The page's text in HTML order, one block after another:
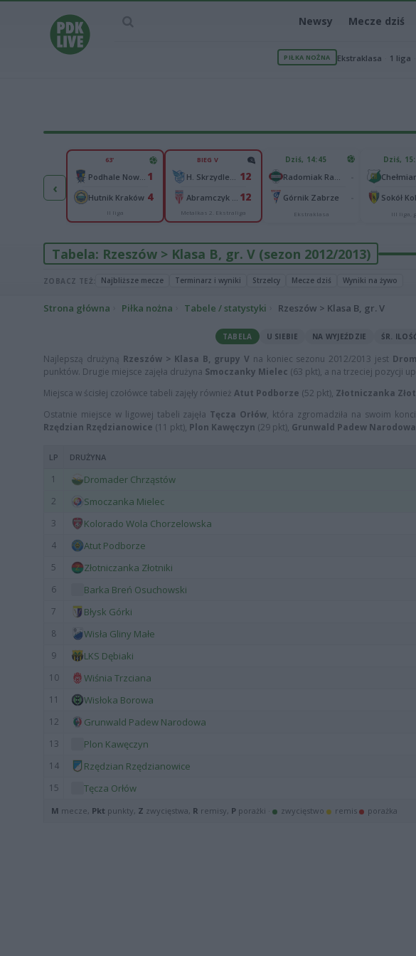
Newsy Mecze dziś
PIŁKA NOŻNA Ekstraklasa 1 liga
‹
II Kielce1
II Kraków 2
63'
1
Hutnik Kraków 4
II liga
BIEG V
12
12
Metalkas 2. Ekstraliga
Dziś, 14:45
Górnik Zabrze
Ekstraklasa
Dziś,
III liga,
Tabela: Rzeszów > Klasa B, gr. V (sezon 2012/2013)
ZOBACZ TEŻ: Najbliższe mecze Terminarz i wyniki Strzelcy Mecze dziś Wyniki na żywo
Strona główna Piłka nożna Tabele / statystyki Rzeszów > Klasa B, gr. V
TABELA U SIEBIE NA WYJEŹDZIE ŚR.
Najlepszą drużyną Rzeszów > Klasa B, grupy V na koniec sezonu 2012/2013 jest
punktów. Drugie miejsce zajęła drużyna Smoczanky Mielec (63 pkt), a na trzeciej pozycji
Miejsca w ścisłej czołówce tabeli zajęły również Atut Podborze (52 pkt), Złotniczanka
Ostatnie miejsce w ligowej tabeli zajęła Tęcza Orłów, która zgromadziła na swoim
Rzędzian Rzędzianowice (11 pkt), Plon Kawęczyn (29 pkt), Grunwald Padew Narodowa
LP DRUŻYNA
1 Dromader Chrząstów
2 Smoczanka Mielec
3 Kolorado Wola Chorzelowska
4 Atut Podborze
5 Złotniczanka Złotniki
6 Barka Breń Osuchowski
7 Błysk Górki
8 Wisła Gliny Małe
9 LKS Dębiaki
10 Wiśnia Trzciana
11 Wisłoka Borowa
12 Grunwald Padew Narodowa
13 Plon Kawęczyn
14 Rzędzian Rzędzianowice
15 Tęcza Orłów
M mecze, Pkt punkty, Z zwycięstwa, R remisy, P porażki · zwycięstwo remis porażka